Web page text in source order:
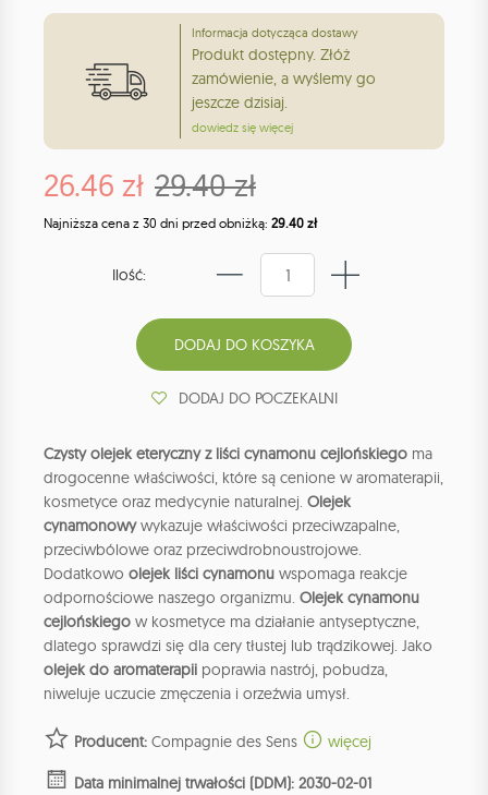
Informacja dotycząca dostawy
Produkt dostępny. Złóż
zamówienie, a wyślemy go
jeszcze dzisiaj.
dowiedz się więcej
26.46 zł 29.40 zł
Najniższa cena z 30 dni przed obniżką: 29.40 zł
Ilość:
DODAJ DO POCZEKALNI
Czysty olejek eteryczny z liści cynamonu cejlońskiego ma
drogocenne właściwości, które są cenione w aromaterapii,
kosmetyce oraz medycynie naturalnej. Olejek
cynamonowywykazuje właściwości przeciwzapalne,
przeciwbólowe oraz przeciwdrobnoustrojowe.
Dodatkowo olejek liści cynamonu wspomaga reakcje
odpornościowe naszego organizmu. Olejek cynamonu
cejlońskiego w kosmetyce ma działanie antyseptyczne,
dlatego sprawdzi się dla cery tłustej lub trądzikowej. Jako
olejek do aromaterapii poprawia nastrój, pobudza,
niweluje uczucie zmęczenia i orzeźwia umysł.
Producent: Compagnie des Sens więcej
Data minimalnej trwałości (DDM): 2030-02-01